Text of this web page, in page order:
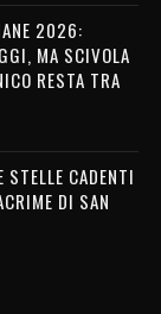
2026:
MA SCIVOLA
RESTA TRA
STELLE CADENTI
DI SAN